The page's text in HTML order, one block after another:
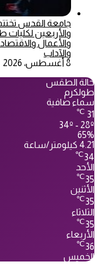
جامعة القدس
والأربعين
والأعمال والاقتصاد
والآداب
8 أغسطس، 2026
حالة الطقس
طولكرم
سماء صافية
31
℃
34º - 28º
65%
4.21 كيلومتر/ساعة
34
℃
الأحد
35
℃
الأثنين
35
℃
الثلاثاء
35
℃
الأربعاء
36
℃
الخميس